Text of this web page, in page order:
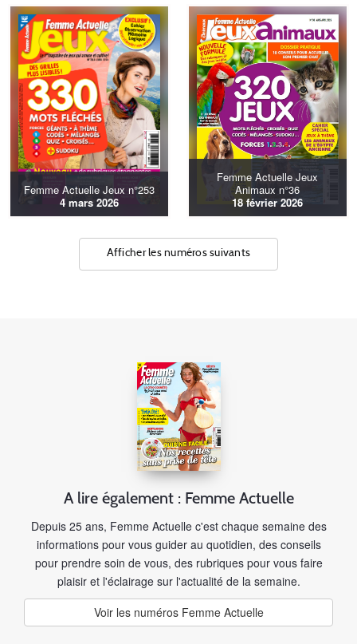
Femme Actuelle Jeux n°253
4 mars 2026
Femme Actuelle Jeux
Animaux n°36
18 février 2026
Afficher les numéros suivants
A lire également : Femme Actuelle
Depuis 25 ans, Femme Actuelle c'est chaque semaine des
informations pour vous guider au quotidien, des conseils
pour prendre soin de vous, des rubriques pour vous faire
plaisir et l'éclairage sur l'actualité de la semaine.
Voir les numéros Femme Actuelle